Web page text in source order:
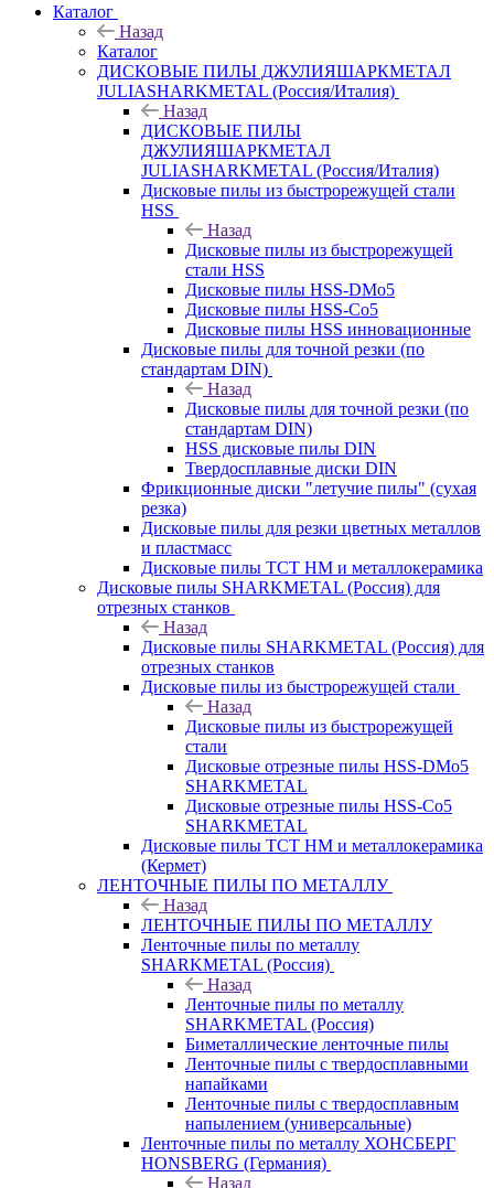
Каталог
Назад
Каталог
ДИСКОВЫЕ ПИЛЫ ДЖУЛИЯШАРКМЕТАЛ
JULIASHARKMETAL (Россия/Италия)
Назад
ДИСКОВЫЕ ПИЛЫ
ДЖУЛИЯШАРКМЕТАЛ
JULIASHARKMETAL (Россия/Италия)
Дисковые пилы из быстрорежущей стали
HSS
Назад
Дисковые пилы из быстрорежущей
стали HSS
Дисковые пилы HSS-DMo5
Дисковые пилы HSS-Co5
Дисковые пилы HSS инновационные
Дисковые пилы для точной резки (по
стандартам DIN)
Назад
Дисковые пилы для точной резки (по
стандартам DIN)
HSS дисковые пилы DIN
Твердосплавные диски DIN
Фрикционные диски "летучие пилы" (сухая
резка)
Дисковые пилы для резки цветных металлов
и пластмасс
Дисковые пилы ТСТ НМ и металлокерамика
Дисковые пилы SHARKMETAL (Россия) для
отрезных станков
Назад
Дисковые пилы SHARKMETAL (Россия) для
отрезных станков
Дисковые пилы из быстрорежущей стали
Назад
Дисковые пилы из быстрорежущей
стали
Дисковые отрезные пилы HSS-DMo5
SHARKMETAL
Дисковые отрезные пилы HSS-Co5
SHARKMETAL
Дисковые пилы ТСТ НМ и металлокерамика
(Кермет)
ЛЕНТОЧНЫЕ ПИЛЫ ПО МЕТАЛЛУ
Назад
ЛЕНТОЧНЫЕ ПИЛЫ ПО МЕТАЛЛУ
Ленточные пилы по металлу
SHARKMETAL (Россия)
Назад
Ленточные пилы по металлу
SHARKMETAL (Россия)
Биметаллические ленточные пилы
Ленточные пилы с твердосплавными
напайками
Ленточные пилы с твердосплавным
напылением (универсальные)
Ленточные пилы по металлу ХОНСБЕРГ
HONSBERG (Германия)
Назад